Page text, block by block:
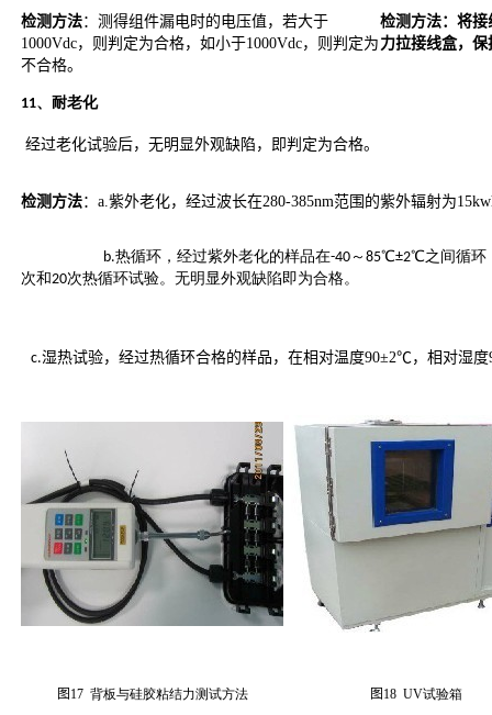
检测方法：测得组件漏电时的电压值，若大于
1000Vdc，则判定为合格，如小于1000Vdc，则判定为
不合格。
检测方法：将接
力拉接线盒，
11、耐老化
经过老化试验后，无明显外观缺陷，即判定为合格。
检测方法：a.紫外老化，经过波长在280-385nm范围的紫外辐射为
b.热循环，经过紫外老化的样品在-40～85℃±2℃之间循环，温
次和20次热循环试验。无明显外观缺陷即为合格。
c.湿热试验，经过热循环合格的样品，在相对温度90±2℃，相对湿
图 17 背板与硅胶粘结力测试方法 图 18 UV试验箱